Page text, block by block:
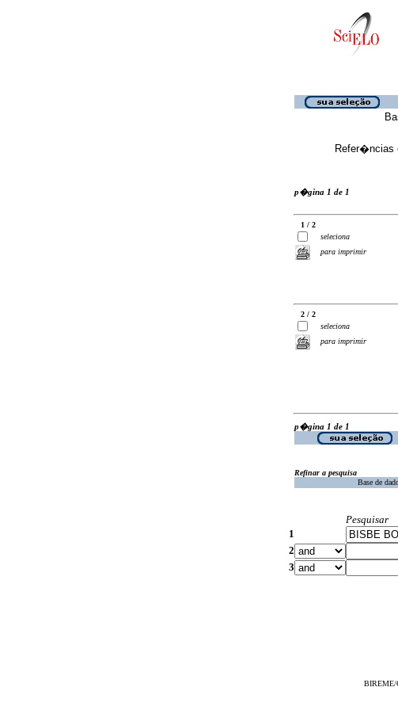
Refer�ncias
p�gina 1 de 1
1 / 2
seleciona
para imprimir
2 / 2
seleciona
para imprimir
p�gina 1 de 1
Refinar a pesquisa
Base de
Pesquisar
1
2
3
BIREME/